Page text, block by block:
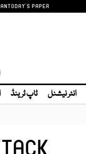
TODAY'S PAPER
انٹر نیشنل ٹاپ ٹرینڈ